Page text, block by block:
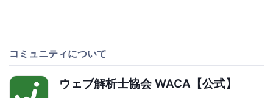
コミュニティについて
ウェブ解析士協会 WACA【公式】